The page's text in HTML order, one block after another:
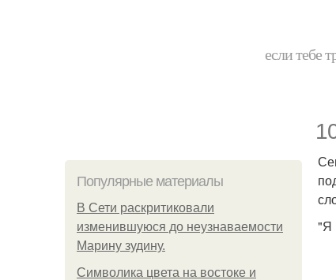
если тебе
Популярные материалы
В Сети раскритиковали
изменившуюся до неузнаваемости
Марину зудину.
Символика цвета на востоке и
"Я